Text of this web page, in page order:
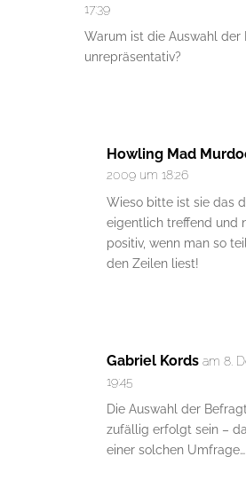
17:39
Warum ist die Auswahl der
unrepräsentativ?
Howling Mad
2009 um 18:26
Wieso bitte ist sie das
eigentlich treffend und
positiv, wenn man so
den Zeilen liest!
Gabriel Kords am 8.
19:45
Die Auswahl der
zufällig erfolgt sein –
einer solchen Umfrage…